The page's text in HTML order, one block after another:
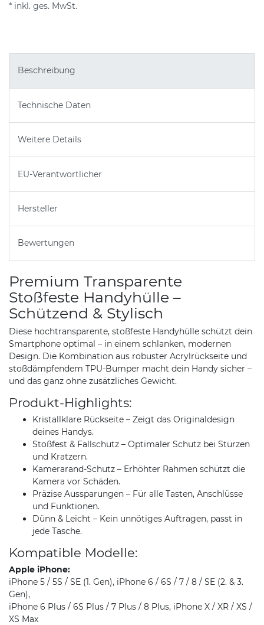
* inkl. ges. MwSt.
Beschreibung
Technische Daten
Weitere Details
EU-Verantwortlicher
Hersteller
Bewertungen
Premium Transparente
Stoßfeste Handyhülle –
Schützend & Stylisch
Diese hochtransparente, stoßfeste Handyhülle schützt dein
Smartphone optimal – in einem schlanken, modernen
Design. Die Kombination aus robuster Acrylrückseite und
stoßdämpfendem TPU-Bumper macht dein Handy sicher –
und das ganz ohne zusätzliches Gewicht.
Produkt-Highlights:
Kristallklare Rückseite – Zeigt das Originaldesign
deines Handys.
Stoßfest & Fallschutz – Optimaler Schutz bei Stürzen
und Kratzern.
Kamerarand-Schutz – Erhöhter Rahmen schützt die
Kamera vor Schäden.
Präzise Aussparungen – Für alle Tasten, Anschlüsse
und Funktionen.
Dünn & Leicht – Kein unnötiges Auftragen, passt in
jede Tasche.
Kompatible Modelle:
Apple iPhone:
iPhone 5 / 5S / SE (1. Gen), iPhone 6 / 6S / 7 / 8 / SE (2. & 3.
Gen),
iPhone 6 Plus / 6S Plus / 7 Plus / 8 Plus, iPhone X / XR / XS /
XS Max